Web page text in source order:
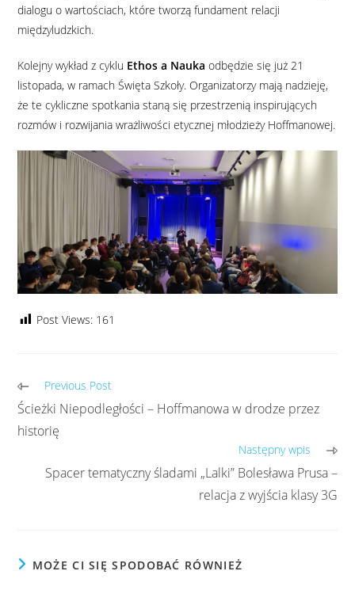
dialogu o wartościach, które tworzą fundament relacji
międzyludzkich.
Kolejny wykład z cyklu Ethos a Naukaodbędzie się już 21
listopada, w ramach Święta Szkoły. Organizatorzy mają nadzieję,
że te cykliczne spotkania staną się przestrzenią inspirujących
rozmów i rozwijania wrażliwości etycznej młodzieży Hoffmanowej.
Post Views: 161
Previous Post
Ścieżki Niepodległości – Hoffmanowa w drodze przez
historię
Następny wpis
Spacer tematyczny śladami „Lalki” Bolesława Prusa –
relacja z wyjścia klasy 3G
MOŻE CI SIĘ SPODOBAĆ RÓWNIEŻ